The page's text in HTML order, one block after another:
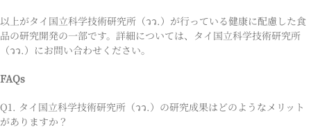
以上がタイ国立科学技術研究所（วว.）が行っている健康に配慮した食
品の研究開発の一部です。詳細については、タイ国立科学技術研究所
（วว.）にお問い合わせください。
FAQs
Q1. タイ国立科学技術研究所（วว.）の研究成果はどのようなメリット
がありますか？